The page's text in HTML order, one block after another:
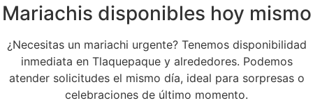
Mariachis disponibles hoy mismo
¿Necesitas un mariachi urgente? Tenemos disponibilidad
inmediata en Tlaquepaque y alrededores. Podemos
atender solicitudes el mismo día, ideal para sorpresas o
celebraciones de último momento.